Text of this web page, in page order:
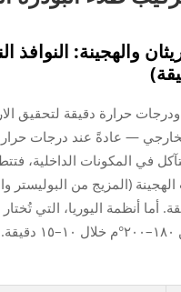
والهجينة: النوافذ
ودرجات حرارة دقيقة لتحقيق
للتآكل في المكونات
دقيقة. وتوازن التركيبات الهجينة (المزيج من
ضمن نطاق درجات حرارة ١٦٠–١٩٠°م على مدى ١٠–٢٠ دقيقة. أما
أمام الأشعة فوق